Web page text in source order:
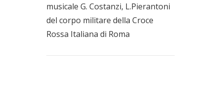
musicale G. Costanzi, L.Pierantoni
del corpo militare della Croce
Rossa Italiana di Roma